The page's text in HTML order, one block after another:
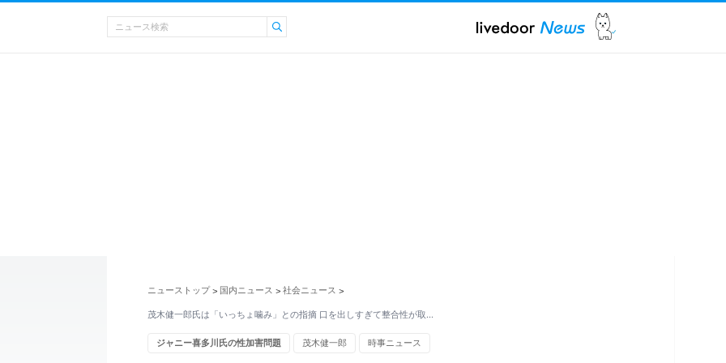
ニューストップ > 国内ニュース > 社会ニュース >
茂木健一郎氏は「いっちょ噛み」との指摘 口を出しすぎて整合性が取…
ジャニー喜多川氏の性加害問題 茂木健一郎 時事ニュース